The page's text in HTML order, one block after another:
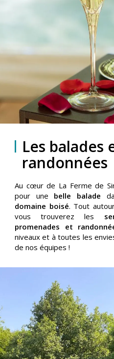
Les balades
randonnées
Au cœur de La Ferme de
pour une belle balade
domaine boisé. Tout
vous trouverez les
promenades et
niveaux et à toutes les
de nos équipes !